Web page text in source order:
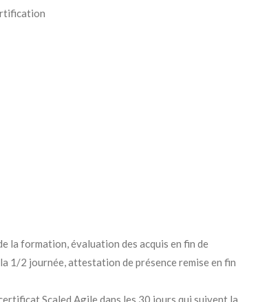
la formation, évaluation des acquis en fin de
1/2 journée, attestation de présence remise en fin
Scaled Agile dans les 30 jours qui suivent la